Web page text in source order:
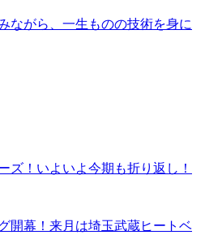
ながら、一生ものの技術を身に
ズ！いよいよ今期も折り返し！
開幕！来月は埼玉武蔵ヒートベ